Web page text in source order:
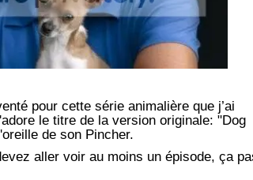
pour cette série animalière que j’ai
le titre de la version originale: "Dog
de son Pincher.
aller voir au moins un épisode, ça